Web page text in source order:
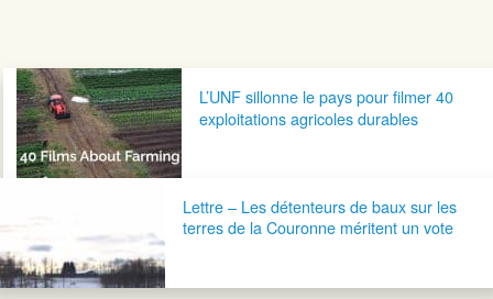
Navigation postaleL’UNF sillonne le pays pour filmer 40
exploitations agricoles durables
Lettre – Les détenteurs de baux sur les
terres de la Couronne méritent un vote